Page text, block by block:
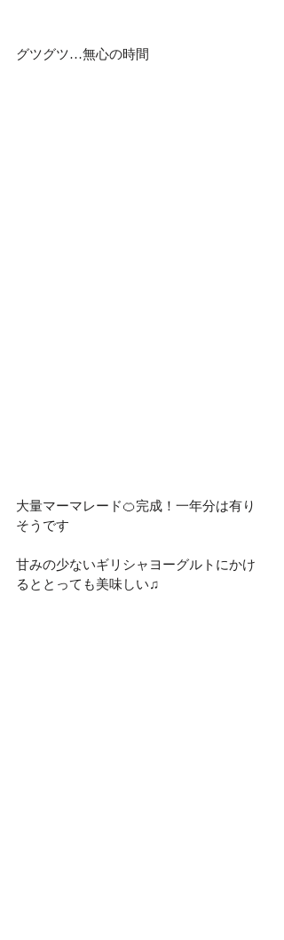
グツグツ…無心の時間
大量マーマレード🍊完成！一年分は有り
そうです
甘みの少ないギリシャヨーグルトにかけ
るととっても美味しい♫